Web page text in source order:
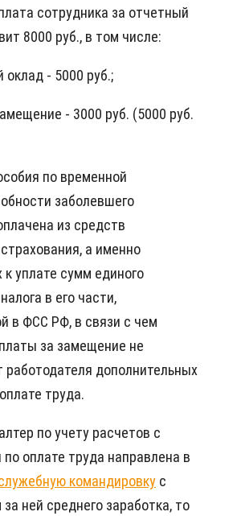
сотрудника за отчетный
8000 руб., в том числе:
оклад - 5000 руб.;
- 3000 руб. (5000 руб.
по временной
заболевшего
из средств
а именно
уплате сумм единого
в его части,
в ФСС РФ, в связи с чем
за замещение не
работодателя дополнительных
труда.
по учету расчетов с
оплате труда направлена в
командировку с
ней среднего заработка, то